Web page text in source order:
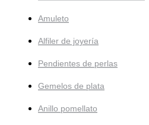
Amuleto
Alfiler de joyería
Pendientes de perlas
Gemelos de plata
Anillo pomellato